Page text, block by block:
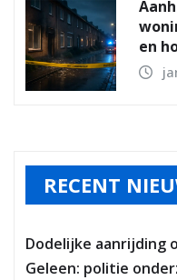
en
RECENT
Dodelijke aanrijding
Geleen: politie